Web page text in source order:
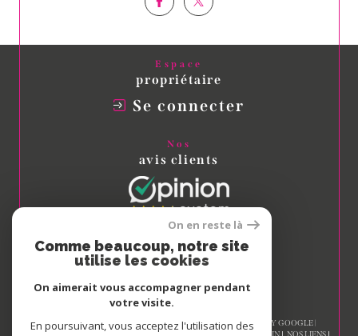
Espace
propriétaire
Se connecter
Nos
avis clients
Nous
adhérons
© 2026 | TOUS DROITS RÉSERVÉS | TRADUCTION POWERED BY GOOGLE |
On en reste là
Comme beaucoup, notre site
utilise les cookies
On aimerait vous accompagner pendant
votre visite.
En poursuivant, vous acceptez l'utilisation des